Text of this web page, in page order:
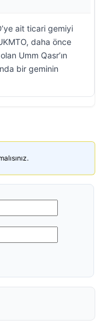
ait ticari gemiyi
daha önce
Umm Qasr’ın
bir geminin